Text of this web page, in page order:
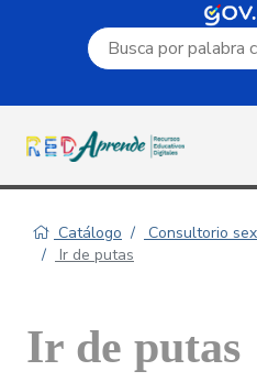
Campo de búsqueda
Catálogo
Consultorio
Ir de putas
Ir de putas